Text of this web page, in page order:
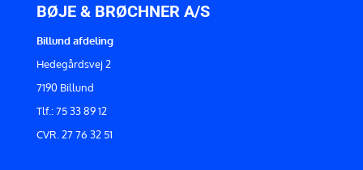
BØJE & BRØCHNER A/S
Billund afdeling
Hedegårdsvej 2
7190 Billund
Tlf.: 75 33 89 12
CVR. 27 76 32 51